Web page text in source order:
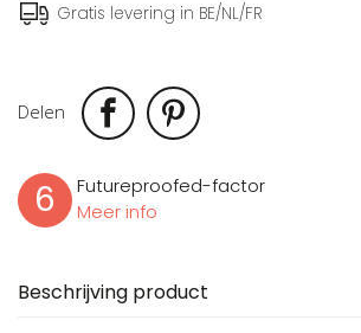
Gratis levering in BE/NL/FR
Delen
6
Futureproofed-factor
Meer info
Beschrijving product